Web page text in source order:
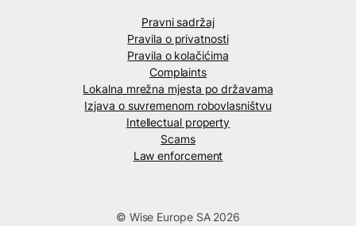
Pravni sadržaj
Pravila o privatnosti
Pravila o kolačićima
Complaints
Lokalna mrežna mjesta po državama
Izjava o suvremenom robovlasništvu
Intellectual property
Scams
Law enforcement
© Wise Europe SA 2026